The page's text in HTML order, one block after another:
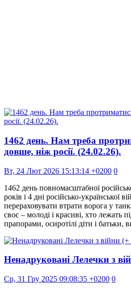
1462 день. Нам треба
довше, ніж росії. (24.02.26).
Вт, 24 Лют 2026 15:13:14 +0200 0
1462 день повномасштабної
років і 4 дні російсько-української
перераховувати втрати ворога у
своє – молоді і красиві, хто лежать
прапорами, осиротілі діти і батьки,
Ненадруковані Лелечки з
Ср, 31 Гру 2025 09:08:35 +0200 0